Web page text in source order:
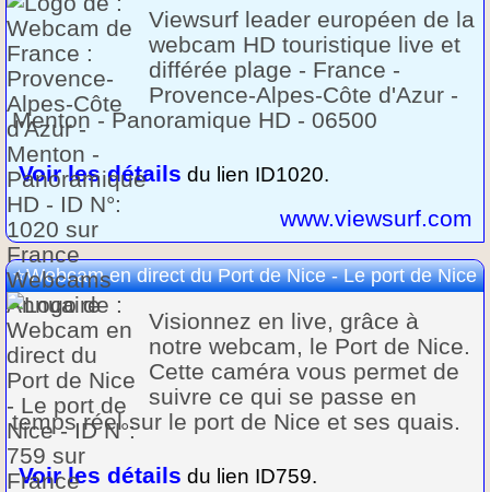
Viewsurf leader européen de la
webcam HD touristique live et
différée plage - France -
Provence-Alpes-Côte d'Azur -
Menton - Panoramique HD - 06500
Voir les détails du lien ID1020.
www.viewsurf.com
Webcam en direct du Port de Nice - Le port de Nice
Visionnez en live, grâce à
notre webcam, le Port de Nice.
Cette caméra vous permet de
suivre ce qui se passe en
temps réel sur le port de Nice et ses quais.
Voir les détails du lien ID759.